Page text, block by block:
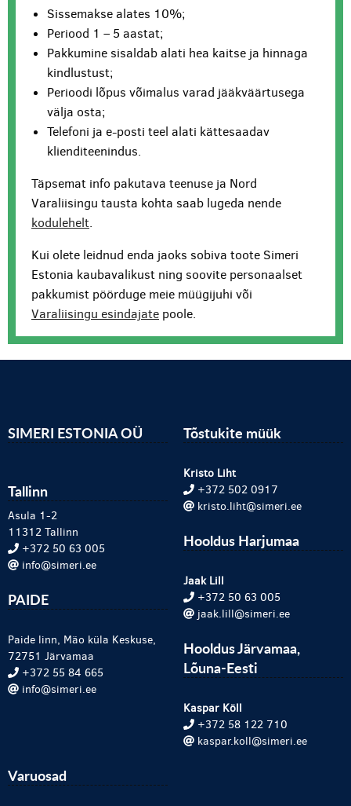
Sissemakse alates 10%;
Periood 1 – 5 aastat;
Pakkumine sisaldab alati hea kaitse ja hinnaga
kindlustust;
Perioodi lõpus võimalus varad jääkväärtusega
välja osta;
Telefoni ja e-posti teel alati kättesaadav
klienditeenindus.
Täpsemat info pakutava teenuse ja Nord
Varaliisingu tausta kohta saab lugeda nende
kodulehelt.
Kui olete leidnud enda jaoks sobiva toote Simeri
Estonia kaubavalikust ning soovite personaalset
pakkumist pöörduge meie müügijuhi või
Varaliisingu esindajate poole.
SIMERI ESTONIA OÜ
Tallinn
Asula 1-2
11312 Tallinn
+372 50 63 005
info@simeri.ee
PAIDE
Paide linn, Mäo küla Keskuse,
72751 Järvamaa
+372 55 84 665
info@simeri.ee
Tõstukite müük
Kristo Liht
+372 502 0917
kristo.liht@simeri.ee
Hooldus Harjumaa
Jaak Lill
+372 50 63 005
jaak.lill@simeri.ee
Hooldus Järvamaa,
Lõuna-Eesti
Kaspar Köll
+372 58 122 710
kaspar.koll@simeri.ee
Varuosad